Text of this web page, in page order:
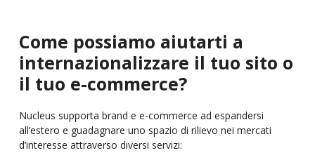
Come possiamo aiutarti a
internazionalizzare il tuo sito o
il tuo e-commerce?
Nucleus supporta brand e e-commerce ad espandersi
all’estero e guadagnare uno spazio di rilievo nei mercati
d’interesse attraverso diversi servizi: